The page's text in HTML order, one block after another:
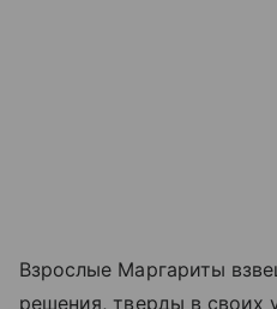
Взрослые Маргариты
решения, тверды в своих